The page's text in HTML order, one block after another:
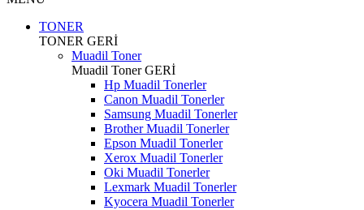
TONER
TONER GERİ
Muadil Toner
Muadil TonerGERİ
Hp Muadil Tonerler
Canon Muadil Tonerler
Samsung Muadil Tonerler
Brother Muadil Tonerler
Epson Muadil Tonerler
Xerox Muadil Tonerler
Oki Muadil Tonerler
Lexmark Muadil Tonerler
Kyocera Muadil Tonerler